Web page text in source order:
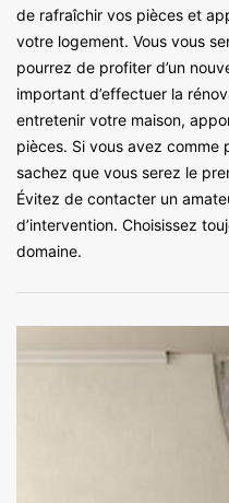
de rafraîchir vos pièces et
votre logement. Vous vous
pourrez de profiter d’un
important d’effectuer la
entretenir votre maison,
pièces. Si vous avez comme
sachez que vous serez le
Évitez de contacter un
d’intervention. Choisissez
domaine.